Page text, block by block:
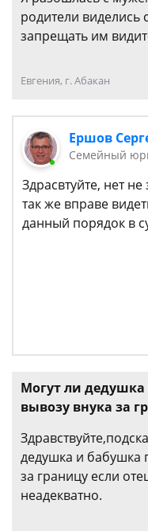
родители виделись
запрещать им
Евгения, г. Абакан
Ершов
Семейный
Здрасвтуйте, нет
так же вправе
данный порядок в
Могут ли дедушка
вывозу внука за
дедушка и бабушка
за границу если
неадекватно.